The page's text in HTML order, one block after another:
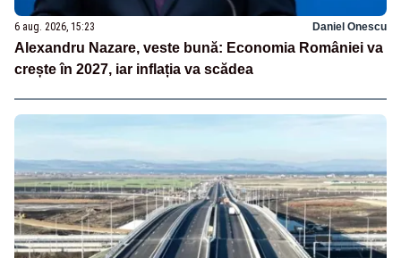
6 aug. 2026, 15:23 Daniel Onescu
Alexandru Nazare, veste bună: Economia României va
crește în 2027, iar inflația va scădea